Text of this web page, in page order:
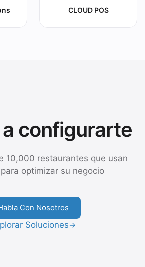
CLOUD POS
configurarte
10,000 restaurantes que usan
optimizar su negocio
Con Nosotros
Soluciones→